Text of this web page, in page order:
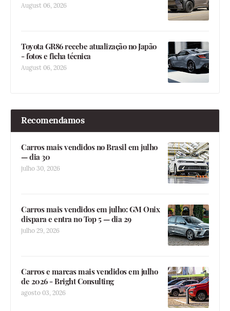
August 06, 2026
Toyota GR86 recebe atualização no Japão
- fotos e ficha técnica
August 06, 2026
Recomendamos
Carros mais vendidos no Brasil em julho
— dia 30
julho 30, 2026
Carros mais vendidos em julho: GM Onix
dispara e entra no Top 5 — dia 29
julho 29, 2026
Carros e marcas mais vendidos em julho
de 2026 - Bright Consulting
agosto 03, 2026